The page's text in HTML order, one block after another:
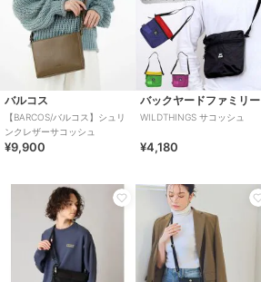
バルコス
【BARCOS/バルコス】シュリ
ンクレザーサコッシュ
¥9,900
バックヤードファミリー
WILDTHINGS サコッシュ
¥4,180